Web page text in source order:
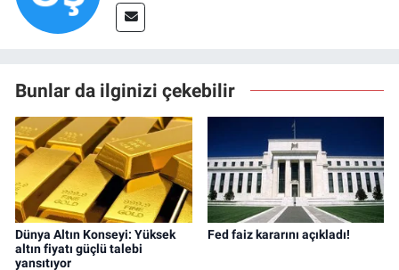
Bunlar da ilginizi çekebilir
Dünya Altın Konseyi: Yüksek
altın fiyatı güçlü talebi
yansıtıyor
Fed faiz kararını açıkladı!